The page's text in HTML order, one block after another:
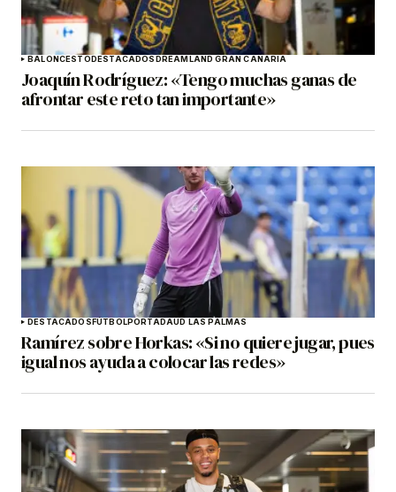
BALONCESTODESTACADOSDREAMLAND GRAN CANARIA
Joaquín Rodríguez: «Tengo muchas ganas de
afrontar este reto tan importante»
DESTACADOSFÚTBOLPORTADAUD LAS PALMAS
Ramírez sobre Horkas: «Si no quiere jugar, pues
igual nos ayuda a colocar las redes»